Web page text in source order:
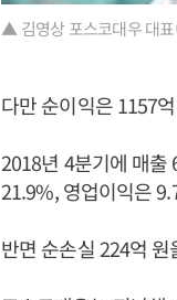
▲ 김영상 포스코대우 대
다만 순이익은 1157
2018년 4분기에 매출
21.9%, 영업이익은
반면 순손실 224억